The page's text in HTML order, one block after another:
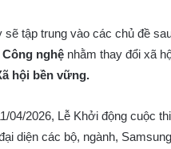
sẽ tập trung vào các chủ đề
nghệ nhằm thay đổi xã
hội bền vững.
04/2026, Lễ Khởi động cuộc
diện các bộ, ngành,